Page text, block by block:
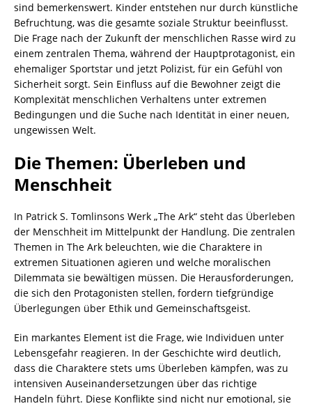
sind bemerkenswert. Kinder entstehen nur durch künstliche
Befruchtung, was die gesamte soziale Struktur beeinflusst.
Die Frage nach der Zukunft der menschlichen Rasse wird zu
einem zentralen Thema, während der Hauptprotagonist, ein
ehemaliger Sportstar und jetzt Polizist, für ein Gefühl von
Sicherheit sorgt. Sein Einfluss auf die Bewohner zeigt die
Komplexität menschlichen Verhaltens unter extremen
Bedingungen und die Suche nach Identität in einer neuen,
ungewissen Welt.
Die Themen: Überleben und
Menschheit
In Patrick S. Tomlinsons Werk „The Ark“ steht das Überleben
der Menschheit im Mittelpunkt der Handlung. Die zentralen
Themen in The Ark beleuchten, wie die Charaktere in
extremen Situationen agieren und welche moralischen
Dilemmata sie bewältigen müssen. Die Herausforderungen,
die sich den Protagonisten stellen, fordern tiefgründige
Überlegungen über Ethik und Gemeinschaftsgeist.
Ein markantes Element ist die Frage, wie Individuen unter
Lebensgefahr reagieren. In der Geschichte wird deutlich,
dass die Charaktere stets ums Überleben kämpfen, was zu
intensiven Auseinandersetzungen über das richtige
Handeln führt. Diese Konflikte sind nicht nur emotional, sie